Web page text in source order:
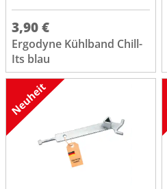
3,90 €
Ergodyne Kühlband Chill-
Its blau